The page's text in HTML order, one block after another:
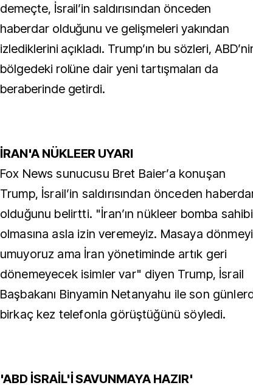
demeçte, İsrail’in saldırısından önceden
haberdar olduğunu ve gelişmeleri yakından
izlediklerini açıkladı. Trump’ın bu sözleri,
bölgedeki rolüne dair yeni tartışmaları da
beraberinde getirdi.
İRAN'A NÜKLEER UYARI
Fox News sunucusu Bret Baier’a konuşan
Trump, İsrail’in saldırısından önceden
olduğunu belirtti. "İran’ın nükleer bomba sahibi
olmasına asla izin veremeyiz. Masaya dönmeyi
umuyoruz ama İran yönetiminde artık geri
dönemeyecek isimler var" diyen Trump, İsrail
Başbakanı Binyamin Netanyahu ile son
birkaç kez telefonla görüştüğünü söyledi.
'ABD İSRAİL'İ SAVUNMAYA HAZIR'